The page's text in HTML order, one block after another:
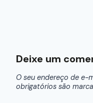
Deixe um
O seu endereço de e-
obrigatórios são